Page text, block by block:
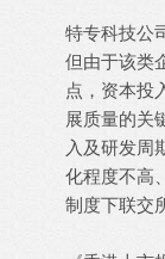
特专科技公
但由于该类
点，资本投
展质量的关
入及研发周
化程度不高
制度下联交